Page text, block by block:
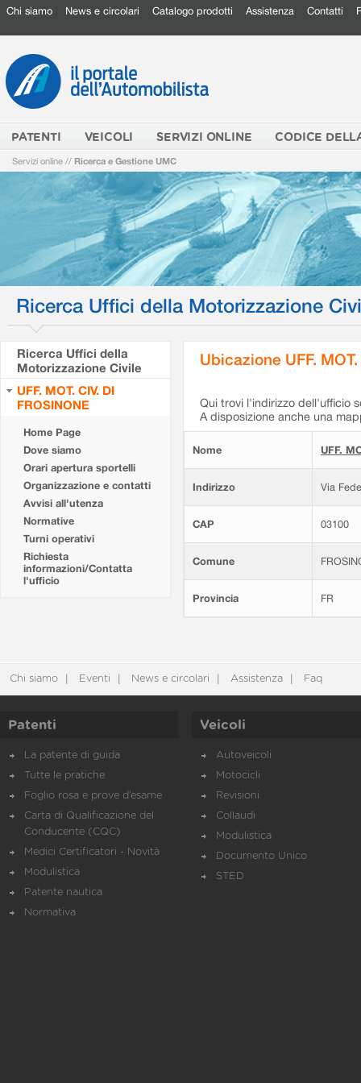
Chi siamo News e circolari Catalogo prodotti Assistenza Contatti
PATENTI VEICOLI SERVIZI ONLINE CODICE
Servizi online // Ricerca e Gestione UMC
Ricerca Uffici della Motorizzazione
Ricerca Uffici della
Motorizzazione Civile
UFF. MOT. CIV. DI
FROSINONE
Home Page
Dove siamo
Orari apertura sportelli
Organizzazione e contatti
Avvisi all'utenza
Normative
Turni operativi
Richiesta
informazioni/Contatta
l'ufficio
Ubicazione UFF.
Qui trovi l'indirizzo dell'ufficio
A disposizione anche una
Nome UFF.
Indirizzo Via
CAP 03100
Comune
Provincia FR
Chi siamo Eventi News e circolari Assistenza Faq
Patenti
La patente di guida
Tutte le pratiche
Foglio rosa e prove d’esame
Carta di Qualificazione del
Conducente (CQC)
Medici Certificatori - Novità
Modulistica
Patente nautica
Normativa
Veicoli
Autoveicoli
Motocicli
Revisioni
Collaudi
Modulistica
Documento Unico
STED